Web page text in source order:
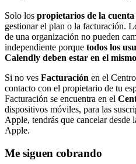
Solo los propietarios de la
gestionar el plan o la facturación.
de una organización no pueden
independiente porque todos los
Calendly deben estar en el
Si no ves Facturación en el
contacto con el propietario de tu
Facturación se encuentra en el
dispositivos móviles, para las
Apple, tendrás que cancelar
Apple.
Me siguen cobrando